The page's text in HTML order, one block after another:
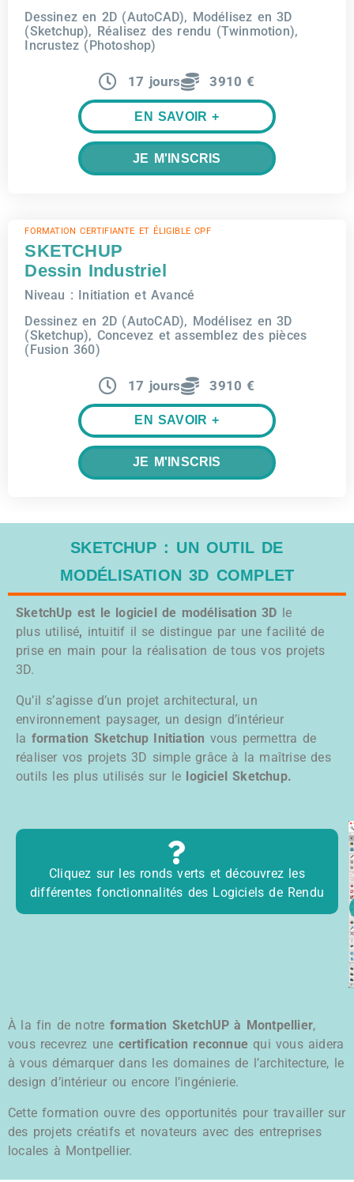
Dessinez en 2D (AutoCAD), Modélisez en 3D
(Sketchup), Réalisez des rendu (Twinmotion),
Incrustez (Photoshop)
17 jours 3910 €
EN SAVOIR +
JE M'INSCRIS
FORMATION CERTIFIANTE ET ÉLIGIBLE CPF
SKETCHUP
Dessin Industriel
Niveau : Initiation et Avancé
Dessinez en 2D (AutoCAD), Modélisez en 3D
(Sketchup), Concevez et assemblez des pièces
(Fusion 360)
17 jours 3910 €
EN SAVOIR +
JE M'INSCRIS
SKETCHUP : UN OUTIL DE
MODÉLISATION 3D COMPLET
SketchUp est le logiciel de modélisation 3D le
plus utilisé, intuitif il se distingue par une facilité de
prise en main pour la réalisation de tous vos projets
3D.
Qu’il s’agisse d’un projet architectural, un
environnement paysager, un design d’intérieur
la formation Sketchup Initiation vous permettra de
réaliser vos projets 3D simple grâce à la maîtrise des
outils les plus utilisés sur le logiciel Sketchup.
Cliquez sur les ronds verts et découvrez les
différentes fonctionnalités des Logiciels de Rendu
À la fin de notre formation SketchUP à Montpellier,
vous recevrez une certification reconnue qui vous aidera
à vous démarquer dans les domaines de l’architecture, le
design d’intérieur ou encore l’ingénierie.
Cette formation ouvre des opportunités pour travailler sur
des projets créatifs et novateurs avec des entreprises
locales à Montpellier.